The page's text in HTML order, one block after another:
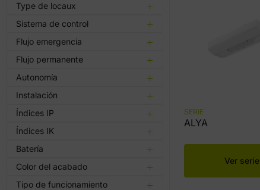
Type de locaux
Sistema de control
Flujo emergencia
Flujo permanente
Autonomía
Instalación
Índices IP
Índices IK
Batería
Color del acabado
Tipo de funcionamiento
SERIE
ALYA
Ver serie